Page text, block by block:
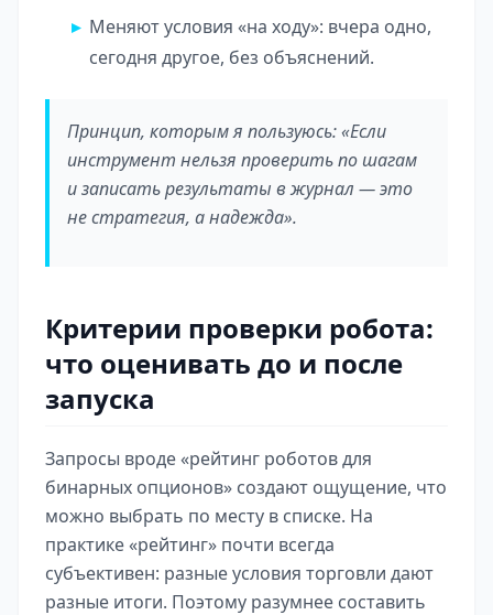
Меняют условия «на ходу»: вчера одно,
сегодня другое, без объяснений.
Принцип, которым я пользуюсь: «Если
инструмент нельзя проверить по шагам
и записать результаты в журнал — это
не стратегия, а надежда».
Критерии проверки робота:
что оценивать до и после
запуска
Запросы вроде «рейтинг роботов для
бинарных опционов» создают ощущение, что
можно выбрать по месту в списке. На
практике «рейтинг» почти всегда
субъективен: разные условия торговли дают
разные итоги. Поэтому разумнее составить